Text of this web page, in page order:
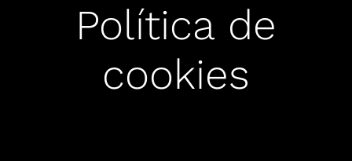
Política de
cookies